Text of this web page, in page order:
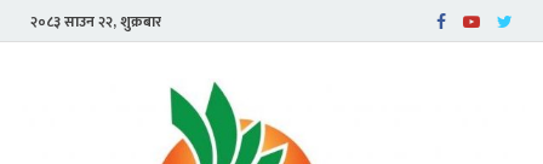
२०८३ साउन २२, शुक्रबार